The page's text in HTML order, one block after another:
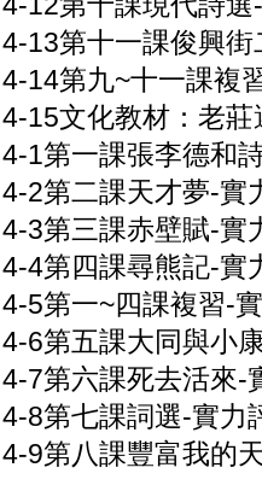
4-13第十一課俊興
4-14第九~十一課複
4-15文化教材：老
4-1第一課張李德和
4-2第二課天才夢-實
4-3第三課赤壁賦-實
4-4第四課尋熊記-實
4-5第一~四課複習-
4-6第五課大同與小
4-7第六課死去活來-
4-8第七課詞選-實力
4-9第八課豐富我的